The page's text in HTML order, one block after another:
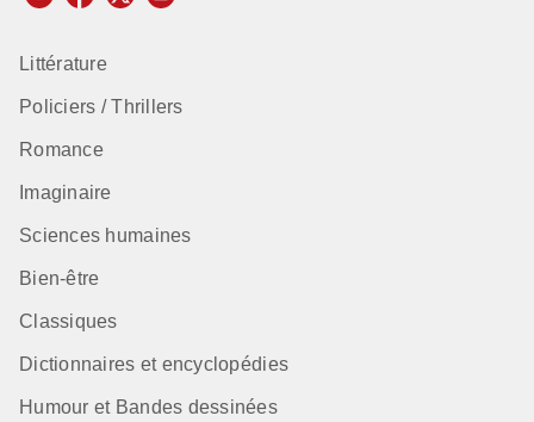
Littérature
Policiers / Thrillers
Romance
Imaginaire
Sciences humaines
Bien-être
Classiques
Dictionnaires et encyclopédies
Humour et Bandes dessinées